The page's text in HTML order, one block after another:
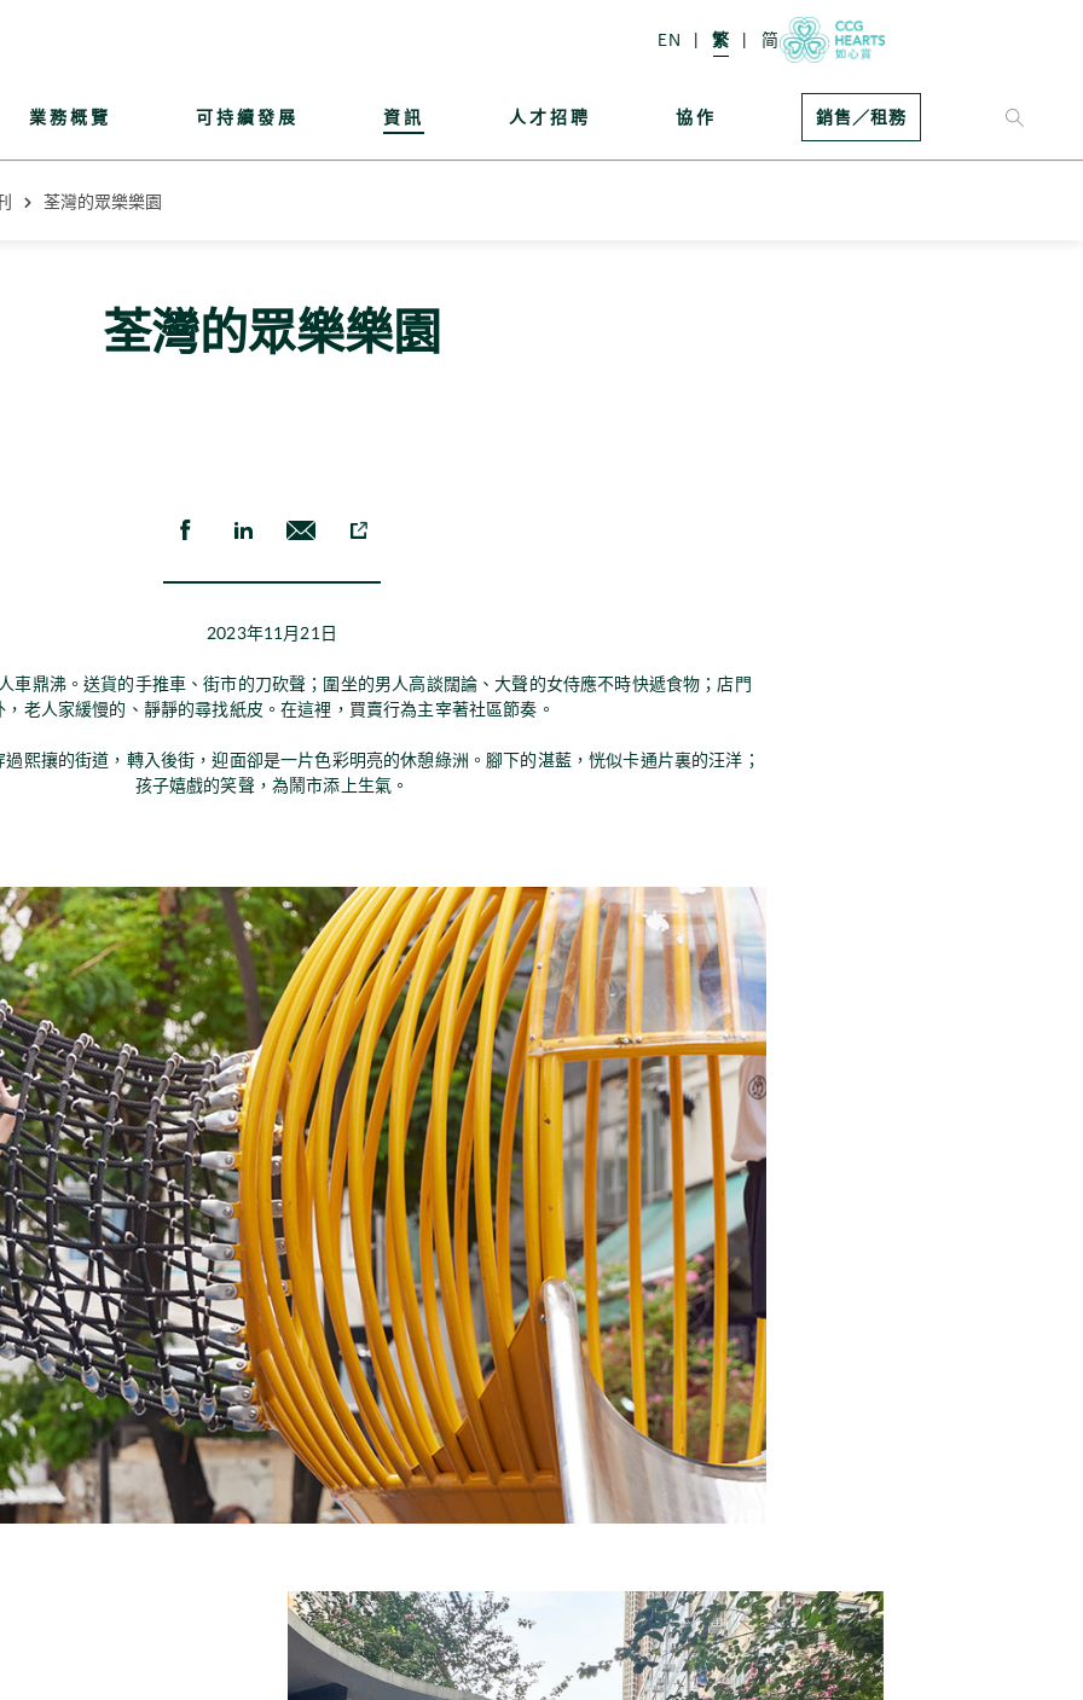
EN 繁 简
業務概覽 可持續發展 資訊 人才招聘 協作 銷售／租務
荃灣的眾樂樂園
荃灣的眾樂樂園
2023年11月21日
車鼎沸。送貨的手推車、街市的刀砍聲；圍坐的男人高談闊論、大聲的女侍應不時快遞食物；店門
，老人家緩慢的、靜靜的尋找紙皮。在這裡，買賣行為主宰著社區節奏。
熙攘的街道，轉入後街，迎面卻是一片色彩明亮的休憩綠洲。腳下的湛藍，恍似卡通片裏的汪洋；
孩子嬉戲的笑聲，為鬧市添上生氣。